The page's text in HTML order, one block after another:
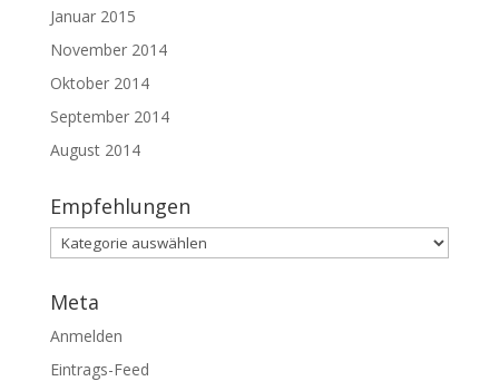
Januar 2015
November 2014
Oktober 2014
September 2014
August 2014
Empfehlungen
Empfehlungen
Meta
Anmelden
Eintrags-Feed